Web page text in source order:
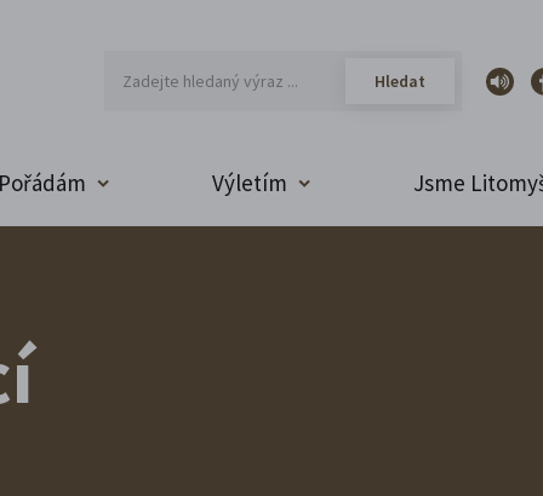
Pořádám Výletím Jsme